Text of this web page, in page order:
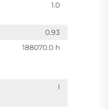
1.0
0.93
188070.0 h
I